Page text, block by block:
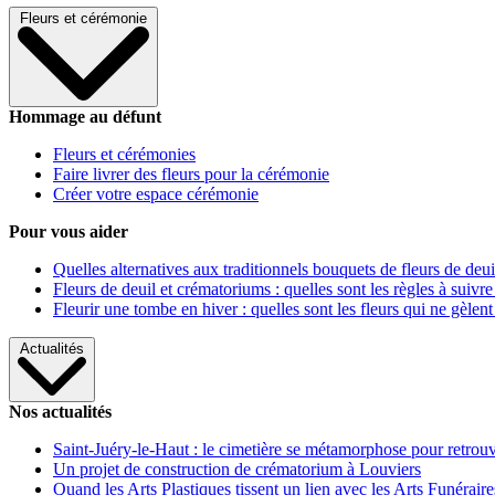
Fleurs et cérémonie
Hommage au défunt
Fleurs et cérémonies
Faire livrer des fleurs pour la cérémonie
Créer votre espace cérémonie
Pour vous aider
Quelles alternatives aux traditionnels bouquets de fleurs de
Fleurs de deuil et crématoriums : quelles sont les règles à
Fleurir une tombe en hiver : quelles sont les fleurs qui ne gèlent
Actualités
Nos actualités
Saint-Juéry-le-Haut : le cimetière se métamorphose pour
Un projet de construction de crématorium à Louviers
Quand les Arts Plastiques tissent un lien avec les Arts